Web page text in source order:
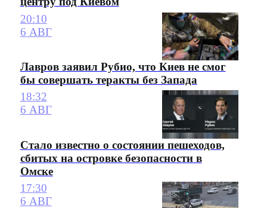
20:10
6 АВГ
Лавров заявил Рубио, что Киев не смог
бы совершать теракты без Запада
18:32
6 АВГ
Стало известно о состоянии пешеходов,
сбитых на островке безопасности в
Омске
17:30
6 АВГ